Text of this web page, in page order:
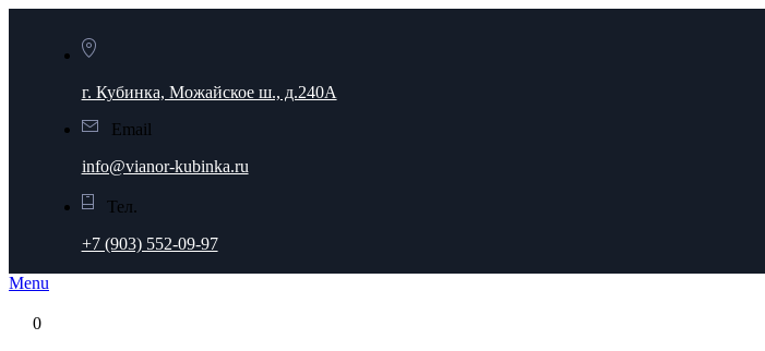
г. Кубинка, Можайское ш., д.240А
Email
info@vianor-kubinka.ru
Тел.
+7 (903) 552-09-97
Menu
0